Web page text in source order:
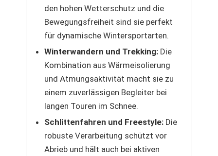
den hohen Wetterschutz und die
Bewegungsfreiheit sind sie perfekt
für dynamische Wintersportarten.
Winterwandern und Trekking: Die
Kombination aus Wärmeisolierung
und Atmungsaktivität macht sie zu
einem zuverlässigen Begleiter bei
langen Touren im Schnee.
Schlittenfahren und Freestyle: Die
robuste Verarbeitung schützt vor
Abrieb und hält auch bei aktiven